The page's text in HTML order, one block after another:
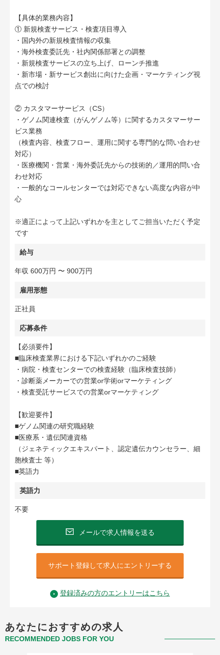
【具体的業務内容】
① 新規検査サービス・検査項目導入
・国内外の新規検査情報の収集
・海外検査委託先・社内関係部署との調整
・新規検査サービスの立ち上げ、ローンチ推進
・新市場・新サービス創出に向けた企画・マーケティング視
点での検討
② カスタマーサービス（CS）
・ゲノム関連検査（がんゲノム等）に関するカスタマーサー
ビス業務
（検査内容、検査フロー、運用に関する専門的な問い合わせ
対応）
・医療機関・営業・海外委託先からの技術的／運用的問い合
わせ対応
・一般的なコールセンターでは対応できない高度な内容が中
心
※適正によって上記いずれかを主としてご担当いただく予定
です
給与
年収 600万円 〜 900万円
雇用形態
正社員
応募条件
【必須要件】
■臨床検査業界における下記いずれかのご経験
・病院・検査センターでの検査経験（臨床検査技師）
・診断薬メーカーでの営業or学術orマーケティング
・検査受託サービスでの営業orマーケティング
【歓迎要件】
■ゲノム関連の研究職経験
■医療系・遺伝関連資格
（ジェネティックエキスパート、認定遺伝カウンセラー、細
胞検査士 等）
■英語力
英語力
不要
メールで求人情報を送る
サポート登録して求人にエントリーする
登録済みの方のエントリーはこちら
あなたにおすすめの求人
RECOMMENDED JOBS FOR YOU